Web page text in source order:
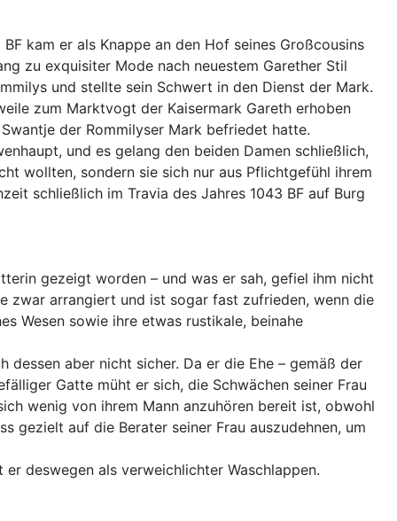
kam er als Knappe an den Hof seines Großcousins
zu exquisiter Mode nach neuestem Garether Stil
und stellte sein Schwert in den Dienst der Mark.
zum Marktvogt der Kaisermark Gareth erhoben
der Rommilyser Mark befriedet hatte.
und es gelang den beiden Damen schließlich,
wollten, sondern sie sich nur aus Pflichtgefühl ihrem
schließlich im Travia des Jahres 1043 BF auf Burg
gezeigt worden – und was er sah, gefiel ihm nicht
zwar arrangiert und ist sogar fast zufrieden, wenn die
Wesen sowie ihre etwas rustikale, beinahe
aber nicht sicher. Da er die Ehe – gemäß der
Gatte müht er sich, die Schwächen seiner Frau
wenig von ihrem Mann anzuhören bereit ist, obwohl
gezielt auf die Berater seiner Frau auszudehnen, um
deswegen als verweichlichter Waschlappen.